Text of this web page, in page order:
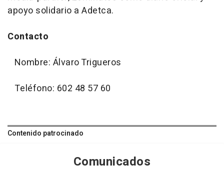
apoyo solidario a Adetca.
Contacto
Nombre: Álvaro Trigueros
Teléfono: 602 48 57 60
Contenido patrocinado
Comunicados